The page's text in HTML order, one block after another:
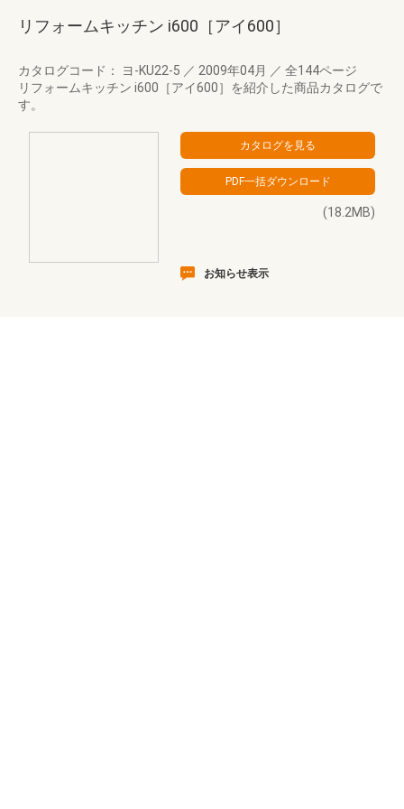
リフォームキッチン i600［アイ600］
カタログコード： ヨ-KU22-5 ／ 2009年04月 ／ 全144ページ
リフォームキッチン i600［アイ600］を紹介した商品カタログで
す。
(18.2MB)
お知らせ表示